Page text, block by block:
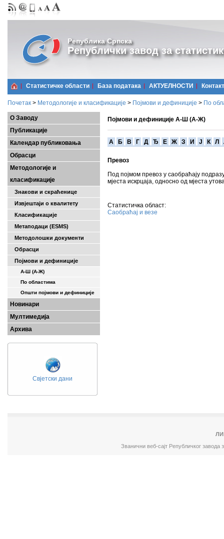
Република Српска
Републички завод за
Статистичке области Базa података АКТУЕЛНОСТИ Контакт
Почетак > Методологије и класификације > Појмови и дефиниције > По
О Заводу
Публикације
Календар публиковања
Обрасци
Методологије и
класификације
Знакови и скраћенице
Извјештаји о квалитету
Класификације
Метаподаци (ESMS)
Методолошки документи
Обрасци
Појмови и дефиниције
А-Ш (A-Ж)
По областима
Општи појмови и дефиниције
Новинари
Мултимедија
Архива
Свјетски дани
Појмови и дефиниције А-Ш (А-Ж)
A Б В Г Д Ђ Е Ж З И Ј К Л
Превоз
Под појмом превоз у саобраћају
мјеста искрцаја, односно од мјеста
Статистичка област:
Саобраћај и везе
Званични веб-сајт Републичког